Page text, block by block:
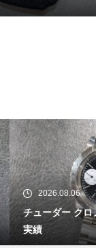
79180 買取